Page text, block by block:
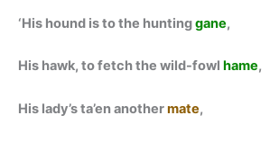
‘His hound is to the huntinggane,
His hawk, to fetch the wild-fowl hame,
His lady’s ta’en anothermate,